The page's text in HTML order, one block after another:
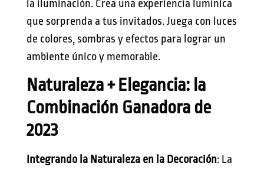
la iluminación. Crea una experiencia lumínica
que sorprenda a tus invitados. Juega con luces
de colores, sombras y efectos para lograr un
ambiente único y memorable.
Naturaleza + Elegancia: la
Combinación Ganadora de
2023
Integrando la Naturaleza en la Decoración: La